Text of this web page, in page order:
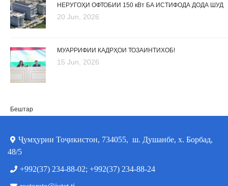
НЕРУГОҲИ ОФТОБИИ 150 кВт БА ИСТИФОДА ДОДА ШУД
20 Jun, 2026
МУАРРИФИИ КАДРҲОИ ТОЗАИНТИХОБ!
15 Jun, 2026
Бештар
Ҷумҳурии Тоҷикистон, 734055, ш. Душанбе, х. Борбад,
48/5
+992(37) 234-88-02; +992(37) 234-88-24